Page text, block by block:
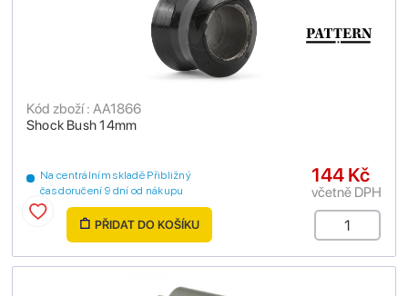
Shock Bush 14mm
Kód zboží : AA1866
Na centrálním skladě Přibližný
čas doručení 9 dní od nákupu
144 Kč
včetně DPH
PŘIDAT DO KOŠÍKU